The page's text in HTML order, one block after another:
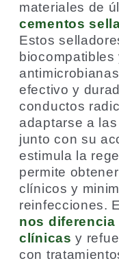
materiales de
cementos
Estos
efectivo y
conductos
adaptarse a
junto con su
estimula la
permite
clínicos y
reinfecciones.
nos diferencia
clínicas y
con